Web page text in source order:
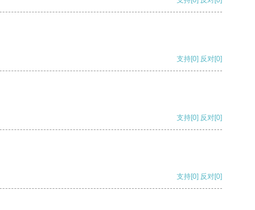
支持[0] 反对[0]
支持[0] 反对[0]
支持[0] 反对[0]